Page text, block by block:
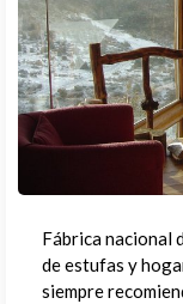
Fábrica nacional
de estufas y
siempre